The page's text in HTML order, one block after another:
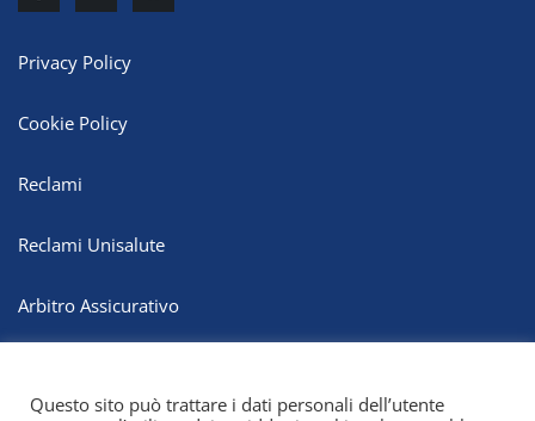
Privacy Policy
Cookie Policy
Reclami
Reclami Unisalute
Arbitro Assicurativo
Questo sito può trattare i dati personali dell’utente